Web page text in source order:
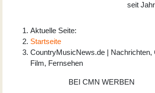
seit
Aktuelle Seite:
Startseite
CountryMusicNews.de | Nachrichten,
Film, Fernsehen
BEI CMN WERBEN